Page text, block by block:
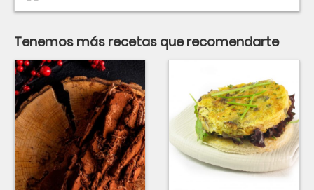
Tenemos más recetas que recomendarte